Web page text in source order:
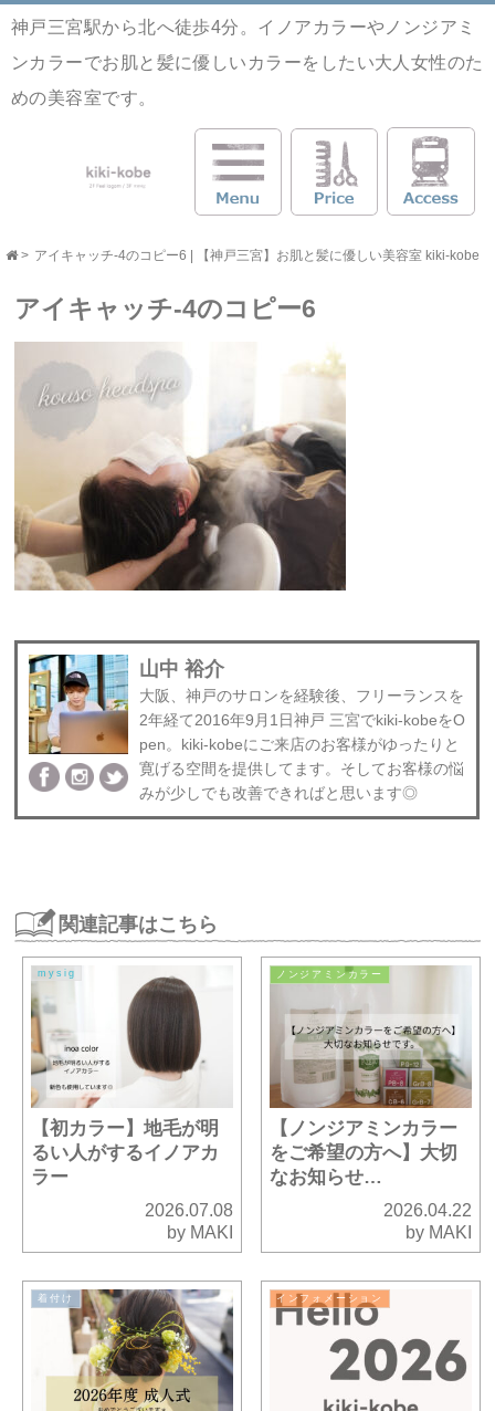
神戸三宮駅から北へ徒歩4分。イノアカラーやノンジアミ
ンカラーでお肌と髪に優しいカラーをしたい大人女性のた
めの美容室です。
> アイキャッチ-4のコピー6 | 【神戸三宮】お肌と髪に優しい美容室 kiki-kobe
アイキャッチ-4のコピー6
山中 裕介
大阪、神戸のサロンを経験後、フリーランスを
2年経て2016年9月1日神戸 三宮でkiki-kobeをO
pen。kiki-kobeにご来店のお客様がゆったりと
寛げる空間を提供してます。そしてお客様の悩
みが少しでも改善できればと思います◎
関連記事はこちら
mysig
【初カラー】地毛が明
るい人がするイノアカ
ラー
2026.07.08
by MAKI
ノンジアミンカラー
【ノンジアミンカラー
をご希望の方へ】大切
なお知らせ…
2026.04.22
by MAKI
着付け インフォメーション